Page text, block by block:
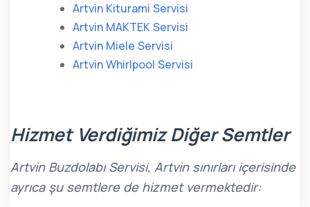
Artvin Kiturami Servisi
Artvin MAKTEK Servisi
Artvin Miele Servisi
Artvin Whirlpool Servisi
Hizmet Verdiğimiz Diğer Semtler
Artvin Buzdolabı Servisi, Artvin sınırları içerisinde
ayrıca şu semtlere de hizmet vermektedir: